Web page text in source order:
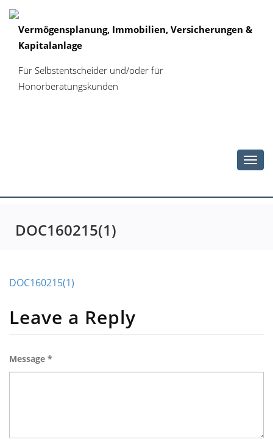
Vermögensplanung, Immobilien, Versicherungen &
Kapitalanlage
Für Selbstentscheider und/oder für
Honorberatungskunden
DOC160215(1)
DOC160215(1)
Leave a Reply
Message *